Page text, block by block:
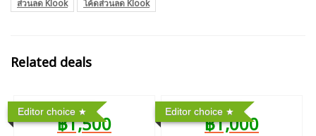
ส่วนลด Klook
โค้ดส่วนลด Klook
Related deals
Editor choice
฿1,500
Editor choice
฿1,000